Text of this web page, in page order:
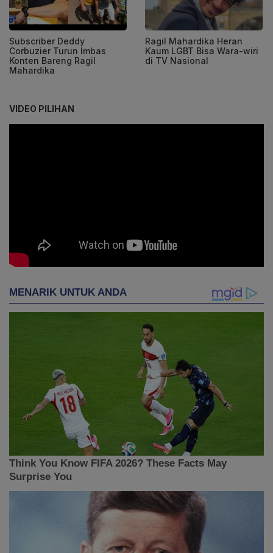
Subscriber Deddy
Corbuzier Turun Imbas
Konten Bareng Ragil
Mahardika
Ragil Mahardika Heran
Kaum LGBT Bisa Wara-wiri
di TV Nasional
VIDEO PILIHAN